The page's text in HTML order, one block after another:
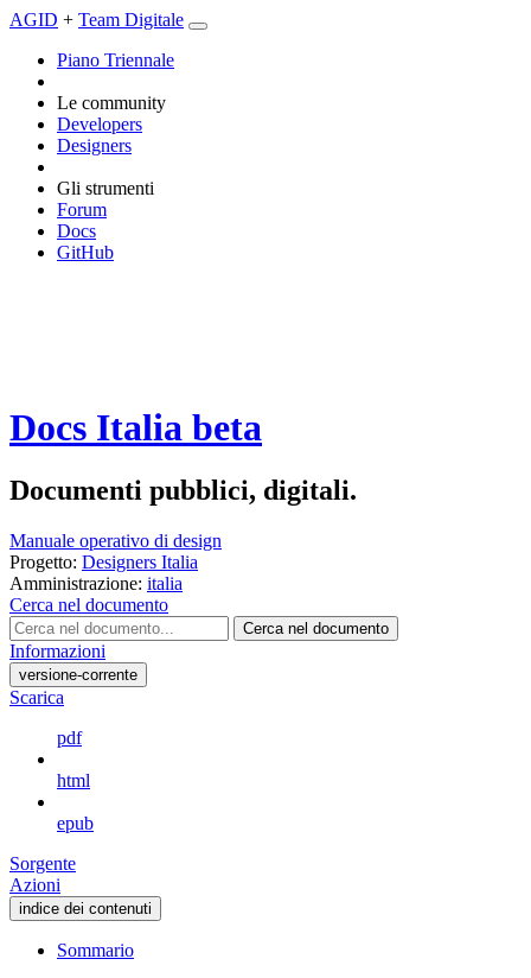
AGID + Team Digitale
Piano Triennale
Le community
Developers
Designers
Gli strumenti
Forum
Docs
GitHub
Docs Italia beta
Documenti pubblici, digitali.
Manuale operativo di design
Progetto: Designers Italia
Amministrazione: italia
Cerca nel documento
Cerca nel documento
Informazioni
versione-corrente
Scarica
pdf
html
epub
Sorgente
Azioni
indice dei contenuti
Sommario